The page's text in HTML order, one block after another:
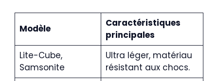
Modèle
Caractéristiques
principales
Lite-Cube,
Samsonite
Ultra léger, matériau
résistant aux chocs.